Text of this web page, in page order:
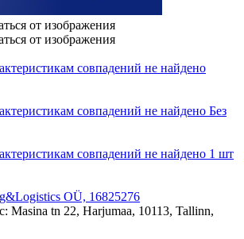
от изображения
от изображения
совпадений не найдено
совпадений не найдено Без
совпадений не найдено 1 шт
OÜ, 16825276
Masina tn 22, Harjumaa, 10113, Tallinn,